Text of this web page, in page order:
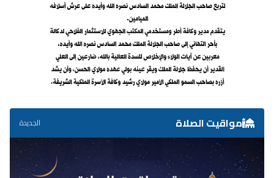
مواقيت الصلاة الجديدة